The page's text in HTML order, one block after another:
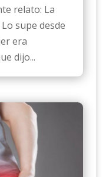
relato: La
supe desde
era
dijo...